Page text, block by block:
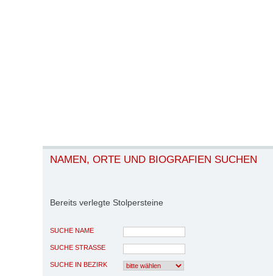
NAMEN, ORTE UND BIOGRAFIEN SUCHEN
Bereits verlegte Stolpersteine
SUCHE NAME
SUCHE STRASSE
SUCHE IN BEZIRK